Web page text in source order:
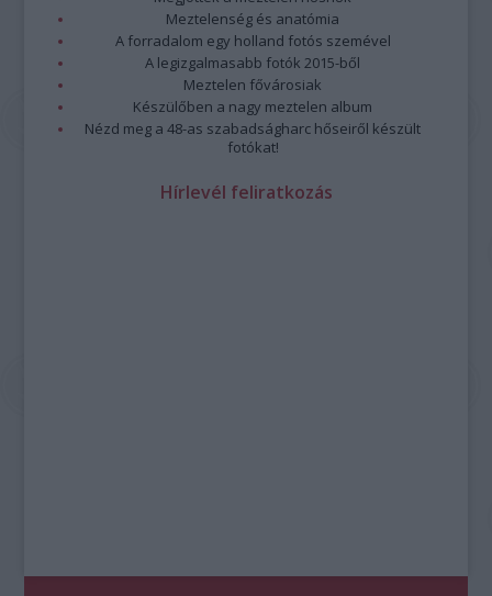
Meztelenség és anatómia
A forradalom egy holland fotós szemével
A legizgalmasabb fotók 2015-ből
Meztelen fővárosiak
Készülőben a nagy meztelen album
Nézd meg a 48-as szabadságharc hőseiről készült
fotókat!
Hírlevél feliratkozás